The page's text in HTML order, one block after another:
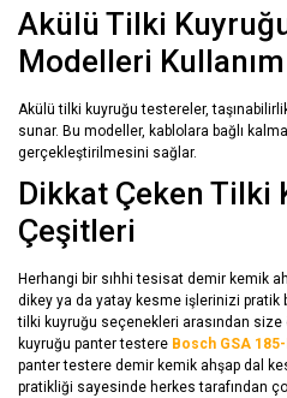
Akülü Tilki
Modelleri
Akülü tilki kuyruğu testereler,
sunar. Bu modeller, kablolara bağlı
gerçekleştirilmesini sağlar.
Dikkat Çeken Tilki
Çeşitleri
Herhangi bir sıhhi tesisat demir kemik
dikey ya da yatay kesme işlerinizi pratik
tilki kuyruğu seçenekleri arasından
kuyruğu panter testere Bosch GSA 185-
panter testere demir kemik ahşap dal
pratikliği sayesinde herkes tarafından